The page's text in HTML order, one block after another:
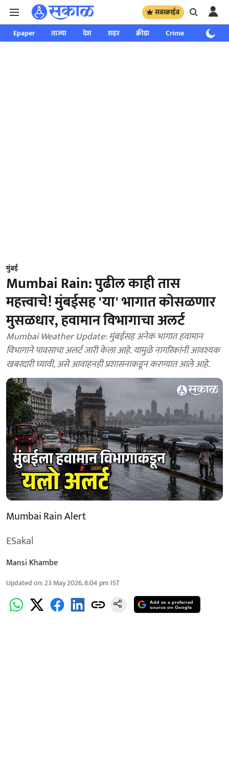
सबस्क्राईब
Epaper ताज्या देश शहर क्रीडा Crime साप्ताहिक
मुंबई
Mumbai Rain: पुढील काही तास
महत्त्वाचे! मुंबईसह 'या' भागात कोसळणार
मुसळधार, हवामान विभागाचा अलर्ट
Mumbai Weather Update: मुंबईसह अनेक भागात हवामान
विभागाने पावसाचा अलर्ट जारी केला आहे. यामुळे नागरिकांनी आवश्यक
खबरदारी घ्यावी, असे आवाहनही प्रशासनाकडून करण्यात आले आहे.
Mumbai Rain Alert
ESakal
Mansi Khambe
Updated on:23 May 2026, 8:04 pm IST
Add as a preferred
source on Google